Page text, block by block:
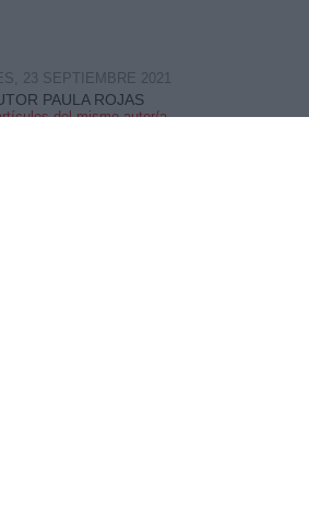
PAULA ROJAS
del mismo autor/a
23 SEPTIEMBRE 2021